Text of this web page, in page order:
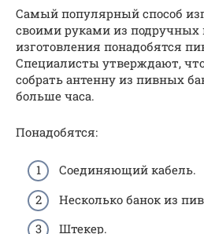
Самый популярный способ
своими руками из подручных
изготовления понадобятся
Специалисты утверждают,
собрать антенну из пивных
больше часа.
Понадобятся:
Соединяющий кабель.
Несколько банок из
Штекер.